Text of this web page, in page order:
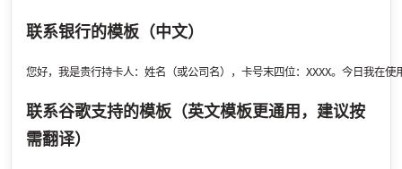
联系银行的模板（中文）
您好，我是贵行持卡人：姓名（或公司名），卡号末四位：XXXX。今日我
联系谷歌支持的模板（英文模板更通用，建议按
需翻译）